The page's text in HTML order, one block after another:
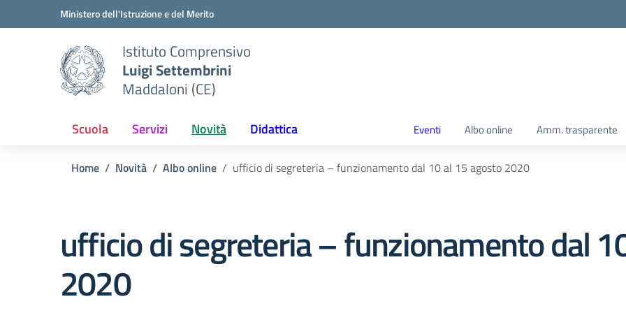
Vai ai contenuti
Vai al menu di navigazioneMinistero dell'Istruzione e del Merito
Istituto Comprensivo
Luigi Settembrini
Maddaloni (CE)
Scuola Servizi Novità Didattica Eventi Albo online Amm. trasparente
Home Novità Albo online ufficio di segreteria – funzionamento dal 10 al 15 agosto 2020
ufficio di segreteria – funzionamento dal
2020